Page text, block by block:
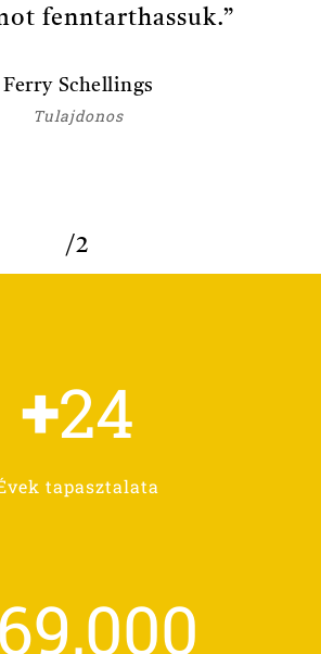
fenntarthassuk.”
Ferry Schellings
Tulajdonos
/2
+24
tapasztalata